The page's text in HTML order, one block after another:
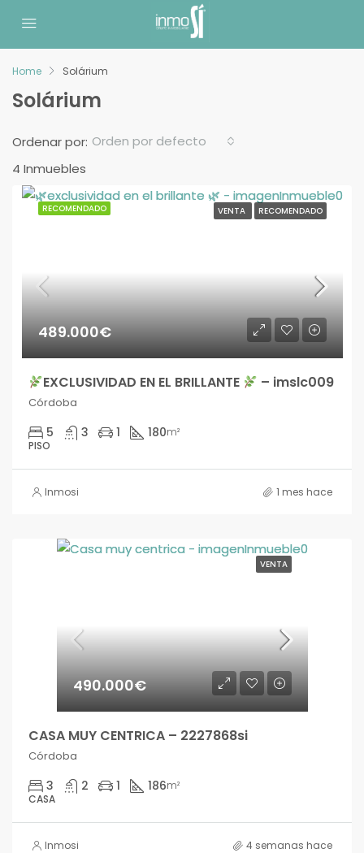
Home Solárium
Solárium
4 Inmuebles
Ordenar por: Orden por defecto
RECOMENDADO VENTA RECOMENDADO
489.000€
EXCLUSIVIDAD EN EL BRILLANTE – imslc009
Córdoba
5 3 1 180m²
PISO
Inmosi 1 mes hace
VENTA
490.000€
CASA MUY CENTRICA – 2227868si
Córdoba
3 2 1 186m²
CASA
Inmosi 4 semanas hace